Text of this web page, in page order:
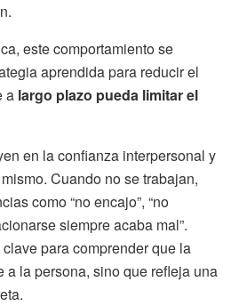
este comportamiento se
aprendida para reducir el
a largo plazo pueda limitar el
en la confianza interpersonal y
Cuando no se trabajan,
como “no encajo”, “no
siempre acaba mal”.
para comprender que la
a la persona, sino que refleja una